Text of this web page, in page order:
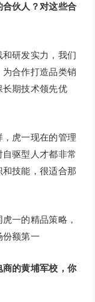
伙人？对这些合
研发实力，我们
合作打造品类销
期技术领先优
虎一现在的管理
驱型人才都非常
技能，很适合那
一的精品策略，
份额第一
的黄埔军校，你